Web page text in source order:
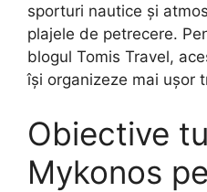
sporturi nautice și
plajele de petrecere.
blogul Tomis Travel,
își organizeze mai ușor
Obiective
Mykonos